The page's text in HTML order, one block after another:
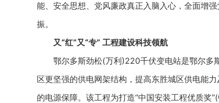
能、安全思想、党风廉政真正入脑入心，全面增
振。
又“红”又“专” 工程建设科技领航
鄂尔多斯劲松(万利)220千伏变电站是鄂尔多
区更坚强的供电网架结构，提高东胜城区供电能
的电源保障。该工程为打造“中国安装工程优质奖